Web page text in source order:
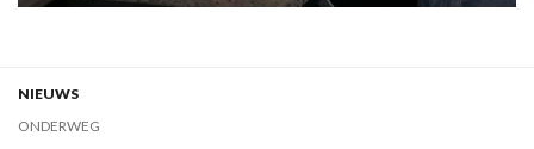
NIEUWS
ONDERWEG